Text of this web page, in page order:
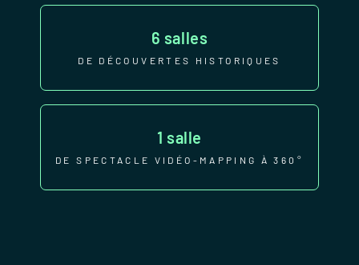
6 salles
DE DÉCOUVERTES HISTORIQUES
1 salle
DE SPECTACLE VIDÉO-MAPPING À 360°